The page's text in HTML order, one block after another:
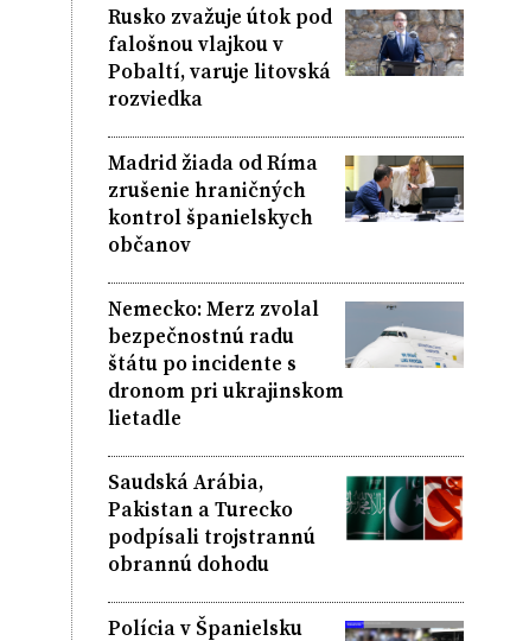
Rusko zvažuje útok pod
falošnou vlajkou v
Pobaltí, varuje litovská
rozviedka
Madrid žiada od Ríma
zrušenie hraničných
kontrol španielskych
občanov
Nemecko: Merz zvolal
bezpečnostnú radu
štátu po incidente s
dronom pri ukrajinskom
lietadle
Saudská Arábia,
Pakistan a Turecko
podpísali trojstrannú
obrannú dohodu
Polícia v Španielsku